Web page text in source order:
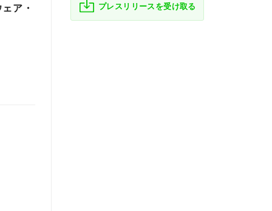
ア・
プレスリリースを受け取る